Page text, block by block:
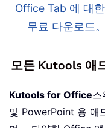
Office Tab 에 대
무료 다운로드。
모든 Kutools 애
Kutools for Office스
및 PowerPoint 용 애